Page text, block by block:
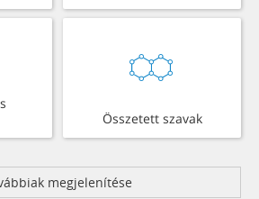
Összetett szavak
megjelenítése